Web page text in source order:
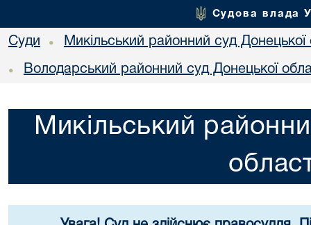
Судова влада
Суди • Микільський районний суд Донецької
• Володарський районний суд Донецької
Микільський